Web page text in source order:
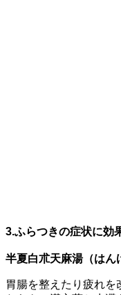
3.ふらつきの症状に効
半夏白朮天麻湯（はん
胃腸を整えたり疲れ